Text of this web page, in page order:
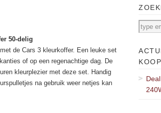
50-delig
de Cars 3 kleurkoffer. Een leuke set
of op een regenachtige dag. De
kleurplezier met deze set. Handig
na gebruik weer netjes kan